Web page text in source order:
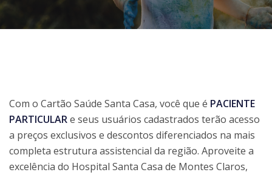
Com o Cartão Saúde Santa Casa, você que é PACIENTE
PARTICULARe seus usuários cadastrados terão acesso
a preços exclusivos e descontos diferenciados na mais
completa estrutura assistencial da região. Aproveite a
excelência do Hospital Santa Casa de Montes Claros,